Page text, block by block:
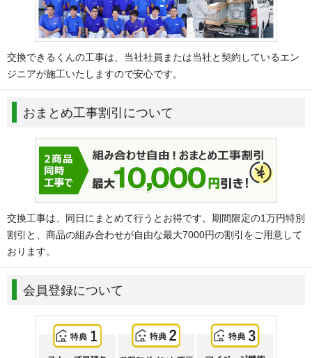
交換できるくんの工事は、当社社員または当社と契約しているエン
ジニアが施工いたしますので安心です。
おまとめ工事割引について
交換工事は、同日にまとめて行うとお得です。期間限定の1万円特別
割引と、商品の組み合わせが自由な最大7000円の割引をご用意して
おります。
会員登録について